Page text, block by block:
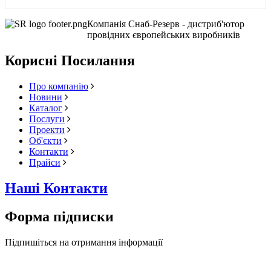
Компанія Снаб-Резерв - дистриб'ютор
провідних європейських виробників
Корисні Посилання
Про компанію
Новини
Каталог
Послуги
Проекти
Об'єкти
Контакти
Прайси
Наші Контакти
Форма підписки
Підпишіться на отримання інформації